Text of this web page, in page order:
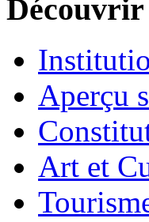
Aperçu
Art et